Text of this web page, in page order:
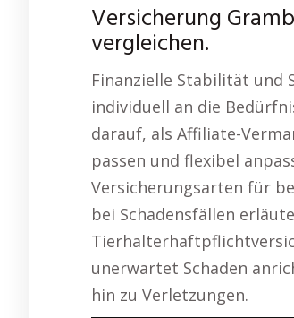
Versicherung
vergleichen.
Finanzielle Stabilität und
individuell an die
darauf, als Affiliate-
passen und flexibel
Versicherungsarten für
bei Schadensfällen
unerwartet Schaden
hin zu Verletzungen.